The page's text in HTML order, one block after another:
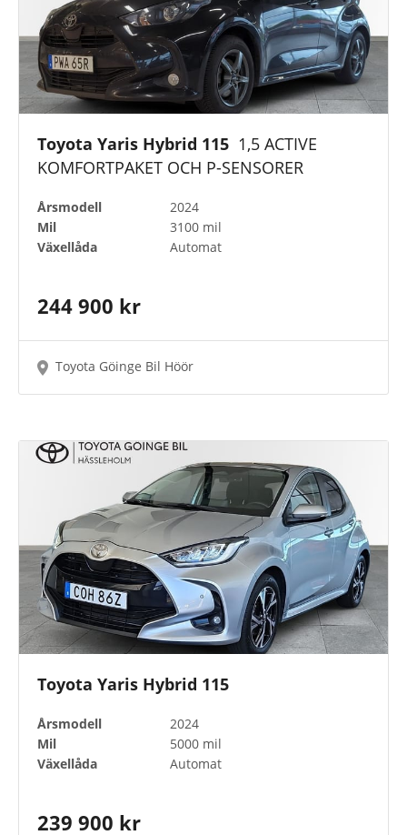
Toyota Yaris Hybrid 115 1,5 ACTIVE
KOMFORTPAKET OCH P-SENSORER
Årsmodell
2024
Mil
3100 mil
Växellåda
Automat
244 900 kr
Toyota Göinge Bil Höör
Toyota Yaris Hybrid 115
Årsmodell
2024
Mil
5000 mil
Växellåda
Automat
239 900 kr